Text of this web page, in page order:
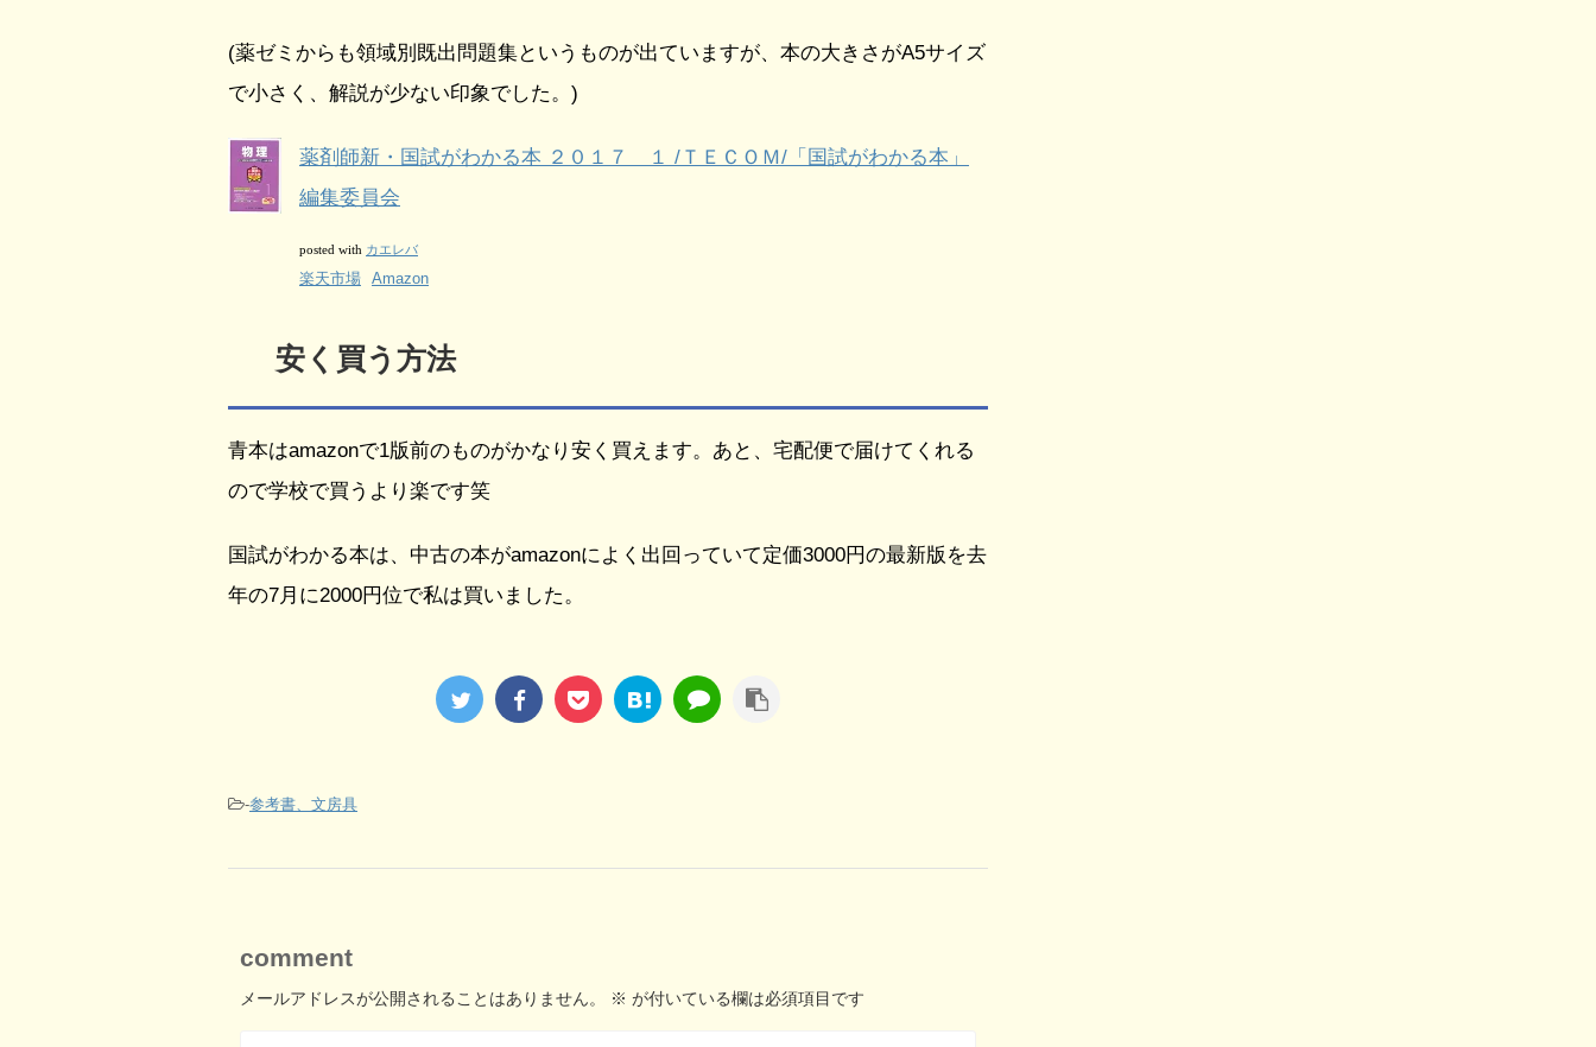
(薬ゼミからも領域別既出問題集というものが出ていますが、本の大きさがA5サイズ
で小さく、解説が少ない印象でした。)
薬剤師新・国試がわかる本 ２０１７ １ /ＴＥＣＯＭ/「国試がわかる本」
編集委員会
posted with カエレバ
楽天市場 Amazon
安く買う方法
青本はamazonで1版前のものがかなり安く買えます。あと、宅配便で届けてくれる
ので学校で買うより楽です笑
国試がわかる本は、中古の本がamazonによく出回っていて定価3000円の最新版を去
年の7月に2000円位で私は買いました。
-参考書、文房具
comment
メールアドレスが公開されることはありません。 ※ が付いている欄は必須項目です